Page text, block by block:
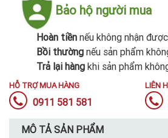
Bảo hộ người mua
Hoàn tiền nếu không nhận
Bồi thường nếu sản phẩm
Trả lại hàng khi sản phẩm
HỖ TRỢ MUA HÀNG
0911 581 581
LIÊN
MÔ TẢ SẢN PHẨM